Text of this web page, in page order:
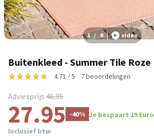
1 / 9 video
Buitenkleed - Summer Tile Roze
4.71 / 5 7 beoordelingen
Adviesprijs 46.95
27.95 -40% Je bespaart 19 Euro
Inclusief btw